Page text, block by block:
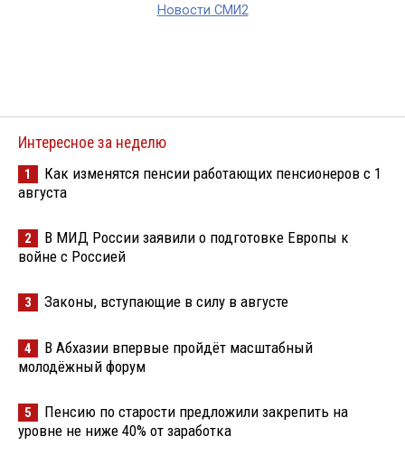
Новости СМИ2
Интересное за неделю
1
Как изменятся пенсии работающих пенсионеров с 1
августа
2
В МИД России заявили о подготовке Европы к
войне с Россией
3 Законы, вступающие в силу в августе
4
В Абхазии впервые пройдёт масштабный
молодёжный форум
5
Пенсию по старости предложили закрепить на
уровне не ниже 40% от заработка